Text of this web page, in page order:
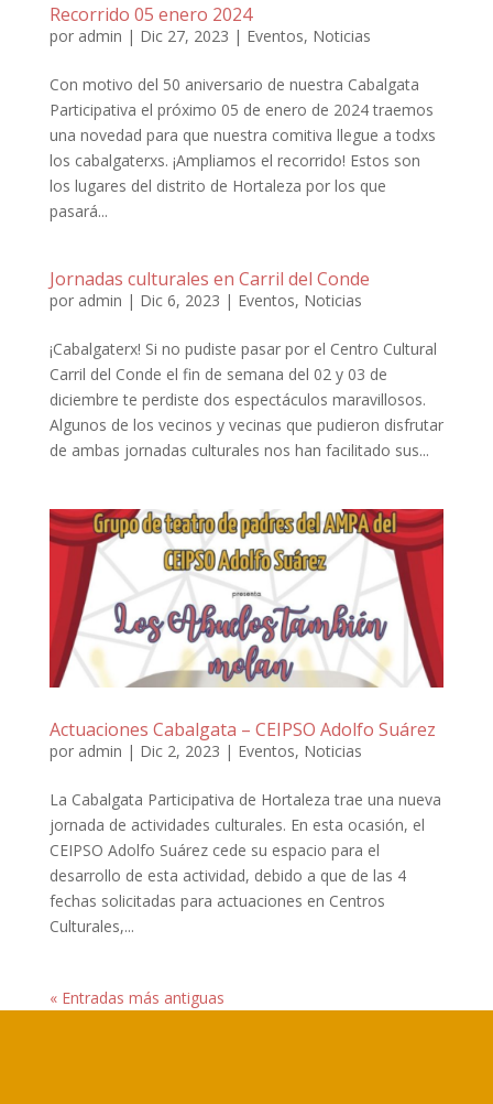
Recorrido 05 enero 2024
por admin | Dic 27, 2023 | Eventos, Noticias
Con motivo del 50 aniversario de nuestra Cabalgata
Participativa el próximo 05 de enero de 2024 traemos
una novedad para que nuestra comitiva llegue a todxs
los cabalgaterxs. ¡Ampliamos el recorrido! Estos son
los lugares del distrito de Hortaleza por los que
pasará...
Jornadas culturales en Carril del Conde
por admin | Dic 6, 2023 | Eventos, Noticias
¡Cabalgaterx! Si no pudiste pasar por el Centro Cultural
Carril del Conde el fin de semana del 02 y 03 de
diciembre te perdiste dos espectáculos maravillosos.
Algunos de los vecinos y vecinas que pudieron disfrutar
de ambas jornadas culturales nos han facilitado sus...
Actuaciones Cabalgata – CEIPSO Adolfo Suárez
por admin | Dic 2, 2023 | Eventos, Noticias
La Cabalgata Participativa de Hortaleza trae una nueva
jornada de actividades culturales. En esta ocasión, el
CEIPSO Adolfo Suárez cede su espacio para el
desarrollo de esta actividad, debido a que de las 4
fechas solicitadas para actuaciones en Centros
Culturales,...
« Entradas más antiguas